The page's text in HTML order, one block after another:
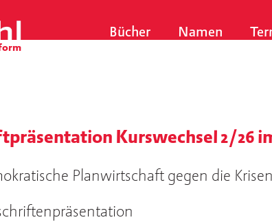
Bücher Namen
Kurswechsel 2/26
Planwirtschaft gegen die